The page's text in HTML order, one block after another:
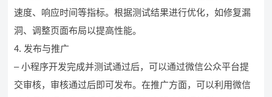
速度、响应时间等指标。根据测试结果进行优化，如修复漏
洞、调整页面布局以提高性能。
4. 发布与推广
– 小程序开发完成并测试通过后，可以通过微信公众平台提
交审核，审核通过后即可发布。在推广方面，可以利用微信